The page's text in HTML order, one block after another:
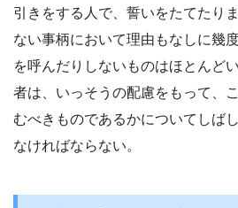
引きをする人で、誓いをたてたり
ない事柄において理由もなしに幾
を呼んだりしないものはほとんど
者は、いっそうの配慮をもって、
むべきものであるかについてしば
なければならない。